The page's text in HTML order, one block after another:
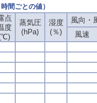
ごとの値）
点
度
蒸気圧
(hPa)
湿度
(％)
風向・
風速
点
度
蒸気圧
(hPa)
湿度
(％)
風向・
風速
点
度
蒸気圧
(hPa)
湿度
(％)
風向・
風速
点
度
蒸気圧
(hPa)
湿度
(％)
風向・
風速